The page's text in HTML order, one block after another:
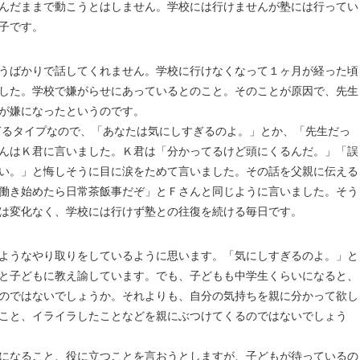
だままで動こうとはしません。学校には行けませんが塾には行ってい
です。
かりで話してくれません。学校に行けなくなって１ヶ月が経った頃
た。学校で嫌がらせにあっているとのこと。そのことが原因で、先生
嫌になったというのです。
イプなので、「あなたは気にしすぎるのよ。」とか、「先生だっ
はＫ君に言いました。Ｋ君は「分かってるけど頭にくるんだ。」「誤
。」と悔しそうに目に涙をためて言いました。その話を父親に伝える
き始めたら日常茶飯事だぞ」とＦさんと同じように言いました。そう
変化なく、学校には行けず塾との往復を続ける毎日です。
なやり取りをしているように思います。「気にしすぎるのよ。」と
子どもに教え諭しています。でも、子どもも中学生くらいになると、
ではないでしょうか。それよりも、自分の気持ちを親に分かって欲し
と、イライラしたことなどを親にぶつけてくるのではないでしょう
ること、役に立つことを言おうとしますが、子どもが待っているの